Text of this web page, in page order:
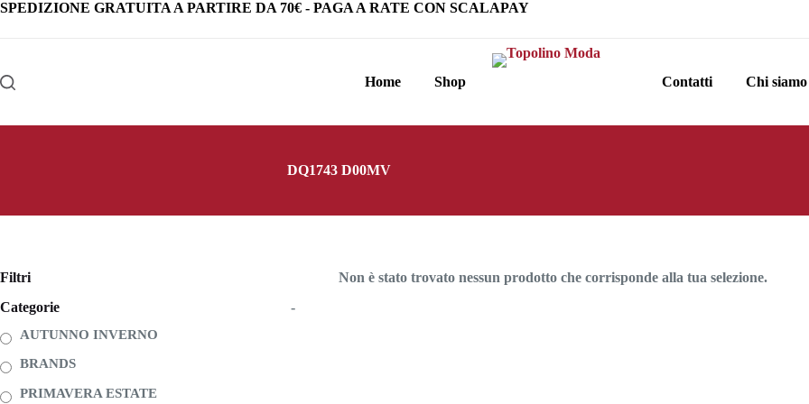
Salta
SPEDIZIONE GRATUITA A PARTIRE DA 70€ - PAGA A RATE CON SCALAPAY
Home Shop Contatti Chi siamo
DQ1743 D00MV
Non è stato trovato nessun prodotto che corrisponde alla tua selezione.
Filtri
Categorie
-
AUTUNNO INVERNO
BRANDS
PRIMAVERA ESTATE